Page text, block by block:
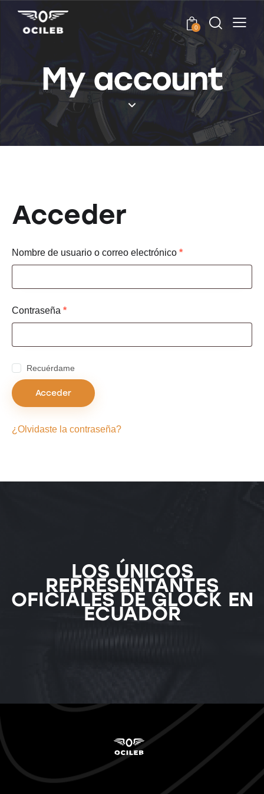
0
My account
Acceder
Nombre de usuario o correo electrónico *
Contraseña *
Recuérdame
Acceder
¿Olvidaste la contraseña?
LOS ÚNICOS
REPRESENTANTES
OFICIALES DE GLOCK EN
ECUADOR